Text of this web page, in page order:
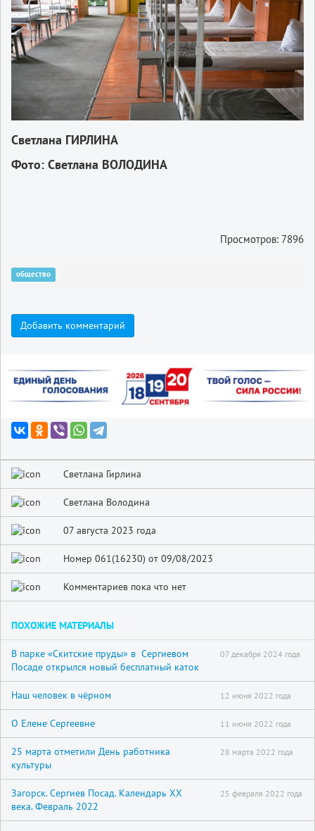
Светлана ГИРЛИНА
Фото: Светлана ВОЛОДИНА
Просмотров: 7896
общество
Добавить комментарий
Светлана Гирлина
Светлана Володина
07 августа 2023 года
Номер 061(16230) от 09/08/2023
Комментариев пока что нет
ПОХОЖИЕ МАТЕРИАЛЫ
В парке «Скитские пруды» в Сергиевом
Посаде открылся новый бесплатный каток
07 декабря 2024 года
Наш человек в чёрном 12 июня 2022 года
О Елене Сергеевне 11 июня 2022 года
25 марта отметили День работника
культуры
28 марта 2022 года
Загорск. Сергиев Посад. Календарь XX
века. Февраль 2022
25 февраля 2022 года